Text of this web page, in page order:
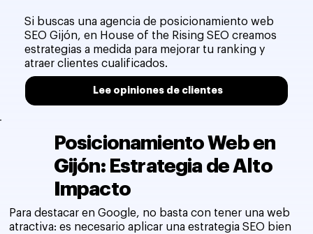
Si buscas una agencia de posicionamiento web
SEO Gijón, en House of the Rising SEO creamos
estrategias a medida para mejorar tu ranking y
atraer clientes cualificados.
Lee opiniones de clientes
Posicionamiento Web en
Gijón: Estrategia de Alto
Impacto
Para destacar en Google, no basta con tener una web
atractiva: es necesario aplicar una estrategia SEO bien